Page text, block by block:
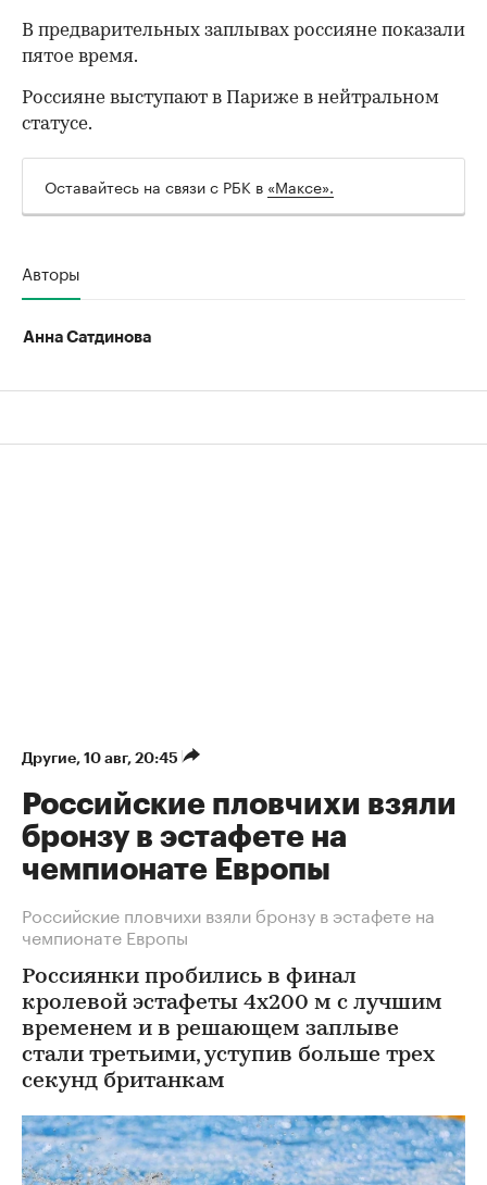
В предварительных заплывах россияне показали
пятое время.
Россияне выступают в Париже в нейтральном
статусе.
Оставайтесь на связи с РБК в «Максе».
Авторы
Анна Сатдинова
Другие⁠, 10 авг, 20:45
Российские пловчихи взяли
бронзу в эстафете на
чемпионате Европы
Российские пловчихи взяли бронзу в эстафете на
чемпионате Европы
Россиянки пробились в финал
кролевой эстафеты 4х200 м с лучшим
временем и в решающем заплыве
стали третьими, уступив больше трех
секунд британкам